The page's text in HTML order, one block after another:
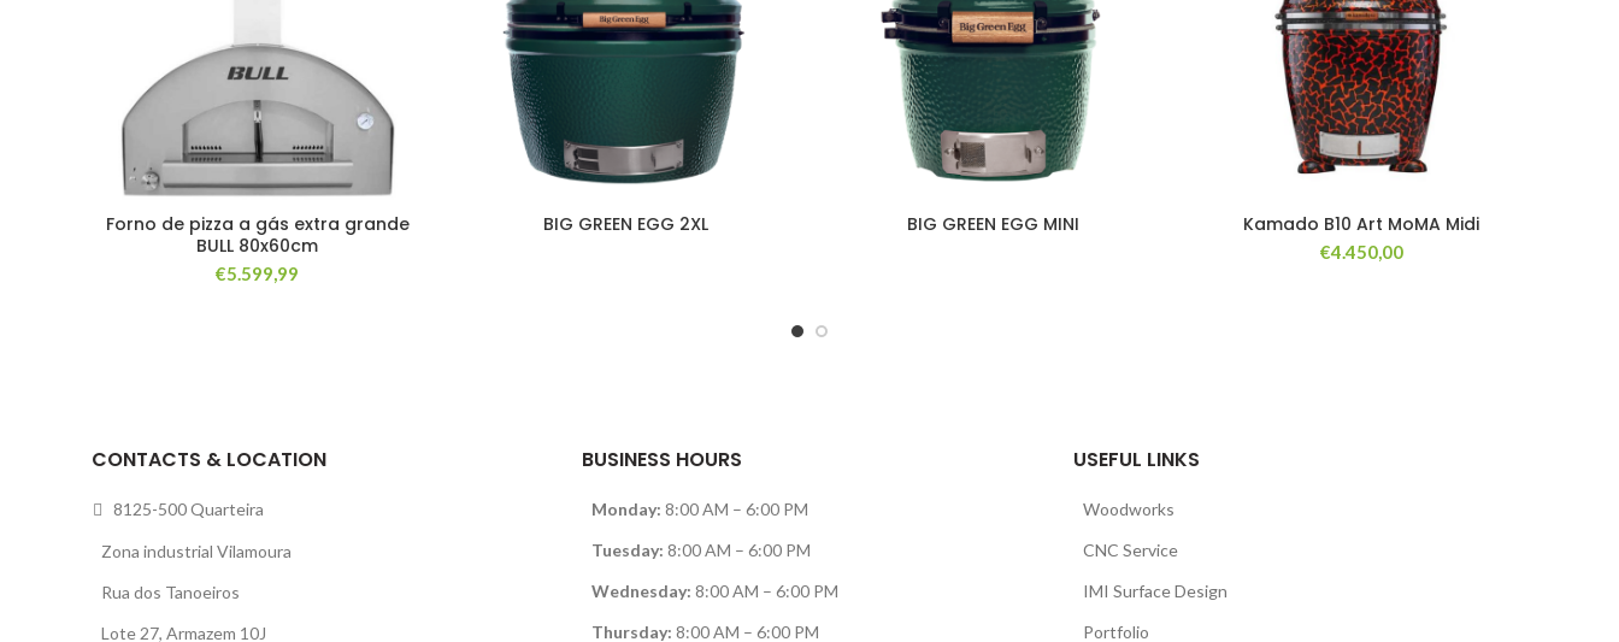
Forno de pizza a gás extra grande
BULL 80x60cm
€5.599,99
BIG GREEN EGG 2XL BIG GREEN EGG MINI Kamado B10 Art MoMA Midi
€4.450,00
CONTACTS & LOCATION
8125-500 Quarteira
Zona industrial Vilamoura
Rua dos Tanoeiros
Lote 27, Armazem 10J
BUSINESS HOURS
Monday: 8:00 AM – 6:00 PM
Tuesday: 8:00 AM – 6:00 PM
Wednesday: 8:00 AM – 6:00 PM
Thursday: 8:00 AM – 6:00 PM
USEFUL LINKS
Woodworks
CNC Service
IMI Surface Design
Portfolio